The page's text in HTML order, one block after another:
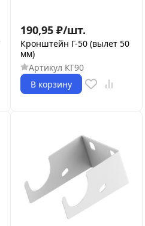
190,95 ₽/шт.
Кронштейн Г-50 (вылет 50
мм)
Артикул КГ90
В корзину